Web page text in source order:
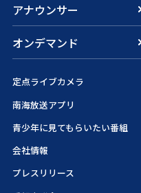
アナウンサー
オンデマンド
定点ライブカメラ
南海放送アプリ
青少年に見てもらいたい番組
会社情報
プレスリリース